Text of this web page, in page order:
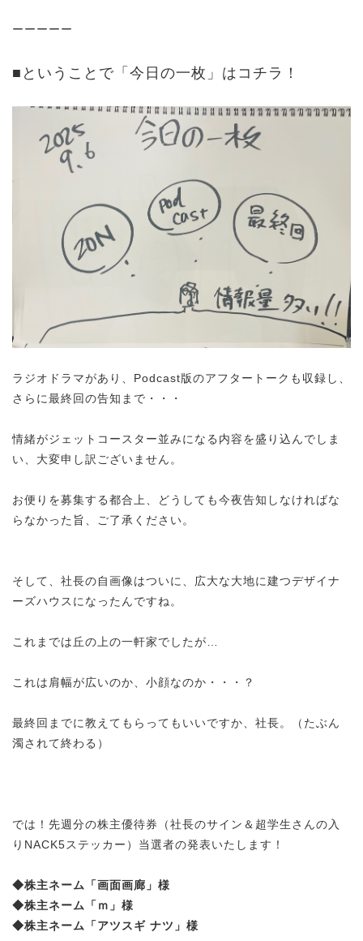
ーーーーー
■ということで「今日の一枚」はコチラ！
ラジオドラマがあり、Podcast版のアフタートークも収録し、
さらに最終回の告知まで・・・
情緒がジェットコースター並みになる内容を盛り込んでしま
い、大変申し訳ございません。
お便りを募集する都合上、どうしても今夜告知しなければな
らなかった旨、ご了承ください。
そして、社長の自画像はついに、広大な大地に建つデザイナ
ーズハウスになったんですね。
これまでは丘の上の一軒家でしたが…
これは肩幅が広いのか、小顔なのか・・・？
最終回までに教えてもらってもいいですか、社長。（たぶん
濁されて終わる）
では！先週分の株主優待券（社長のサイン＆超学生さんの入
りNACK5ステッカー）当選者の発表いたします！
◆株主ネーム「画面画廊 」様
◆株主ネーム「ｍ」様
◆株主ネーム「アツスギ ナツ 」様